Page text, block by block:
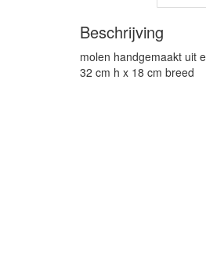
Beschrijving
molen handgemaakt uit
32 cm h x 18 cm breed